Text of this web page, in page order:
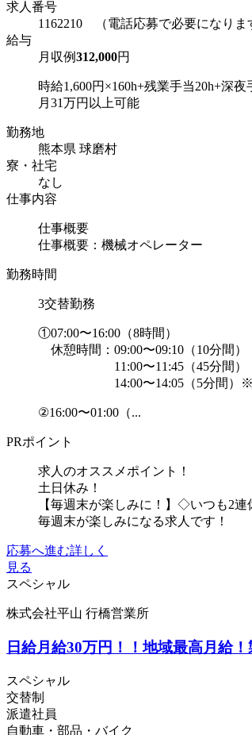
求人番号
1162210 （電話応募で必要になりま
給与
月収例312,000円
時給1,600円×160h+残業手当20h+深夜
月31万円以上可能
勤務地
熊本県 球磨村
寮・社宅
なし
仕事内容
仕事概要
仕事概要：機械オペレーター
勤務時間
3交替勤務
①07:00〜16:00（8時間）
休憩時間：09:00〜09:10（10分間）
11:00〜11:45（45分間）
14:00〜14:05（5分間）※
②16:00〜01:00（...
PRポイント
求人のオススメポイント！
土日休み！
【毎週末が楽しみに！】◇いつも2
毎週末が楽しみになる求人です！
応募へ進む詳しく
見る
スペシャル
株式会社平山 行橋営業所
日給月給30万円！！地域最高月給
スペシャル
交替制
派遣社員
自動車・部品・バイク